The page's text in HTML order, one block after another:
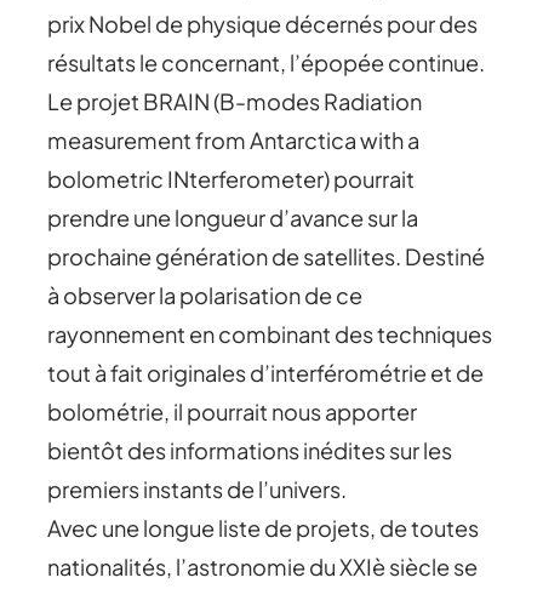
prix Nobel de physique décernés pour des
résultats le concernant, l’épopée continue.
Le projet BRAIN (B-modes Radiation
measurement from Antarctica with a
bolometric INterferometer) pourrait
prendre une longueur d’avance sur la
prochaine génération de satellites. Destiné
à observer la polarisation de ce
rayonnement en combinant des techniques
tout à fait originales d’interférométrie et de
bolométrie, il pourrait nous apporter
bientôt des informations inédites sur les
premiers instants de l’univers.
Avec une longue liste de projets, de toutes
nationalités, l’astronomie du XXIè siècle se